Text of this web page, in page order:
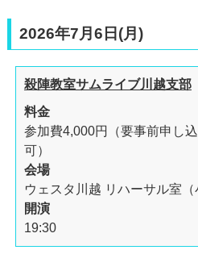
2026年7月6日(月)
殺陣教室サムライブ川越支部
料金
参加費4,000円（要事前申し
可）
会場
ウェスタ川越 リハーサル室（
開演
19:30